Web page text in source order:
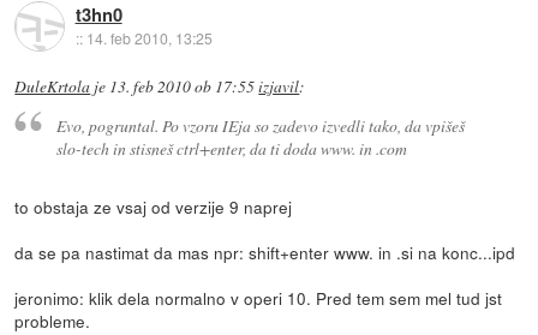
t3hn0
:: 14. feb 2010, 13:25
DuleKrtola je 13. feb 2010 ob 17:55izjavil:
Evo, pogruntal. Po vzoru IEja so zadevo izvedli tako, da vpišeš
slo-tech in stisneš ctrl+enter, da ti doda www. in .com
to obstaja ze vsaj od verzije 9 naprej
da se pa nastimat da mas npr: shift+enter www. in .si na konc...ipd
jeronimo: klik dela normalno v operi 10. Pred tem sem mel tud jst
probleme.